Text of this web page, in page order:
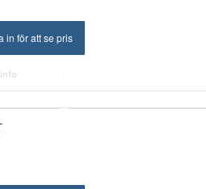
in för att se pris